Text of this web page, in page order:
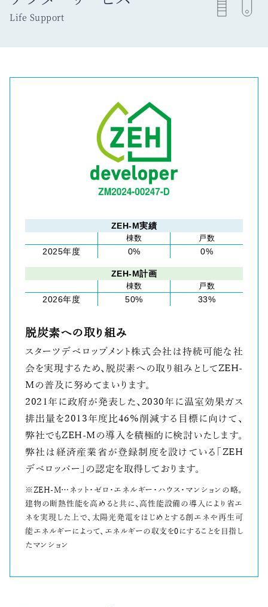
Life Support
脱炭素への取り組み
スターツデベロップメント株式会社は持続可能な社
会を実現するため、脱炭素への取り組みとしてZEH-
Mの普及に努めてまいります。
2021年に政府が発表した、2030年に温室効果ガス
排出量を2013年度比46%削減する目標に向けて、
弊社でもZEH-Mの導入を積極的に検討いたします。
弊社は経済産業省が登録制度を設けている「ZEH
デベロッパー」の認定を取得しております。
※ZEH-M…ネット・ゼロ・エネルギー・ハウス・マンションの略。
建物の断熱性能を高めると共に、高性能設備の導入により省エ
ネを実現した上で、太陽光発電をはじめとする創エネや再生可
能エネルギーによって、エネルギーの収支を0にすることを目指し
たマンション
ZEH-M実績
棟数 戸数
2025年度 0% 0%
ZEH-M計画
棟数 戸数
2026年度 50% 33%